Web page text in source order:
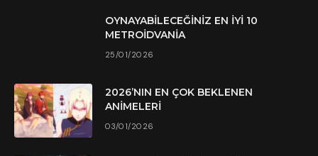
OYNAYABILECEĞINIZ EN İYI 10
METROIDVANIA
25/01/2026
2026’NIN EN ÇOK BEKLENEN
ANIMELERI
03/01/2026